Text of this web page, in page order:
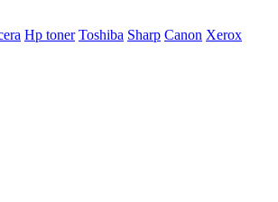
Hp toner Toshiba Sharp Canon Xerox